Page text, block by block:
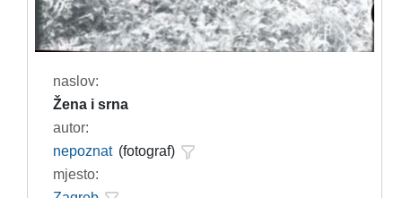
naslov:
Žena i srna
autor:
nepoznat (fotograf)
mjesto: